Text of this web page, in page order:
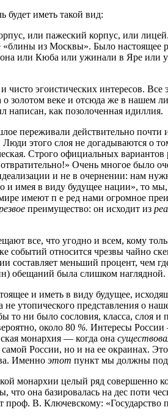
будет иметь такой вид:
или пажеский корпус, или
из Москвы». Было настоящее
или Кюба или ужинали в Яре или
эгоистических интересов.
о золотом веке и отсюда же в
написан, как позолоченная идиллия.
переживали действительно почти
этого слоя не догадываются о
Строго официальных
Очень многое было
и не в очернении: нам
и имея в виду будущее нации», то
имеют п е ред нами огромное
преимущество: он исходит из
все, что угодно и всем, кому
событий относится чрезвы чайно
составляет меньший процент, чем
обещаний была слишком наглядной.
и иметь в виду будущее,
утопического представления о
то ни было сословия, класса, слоя
около 80 %. Интересы России
монархия — когда она
России, но и на ее окраинах. Это
Именно этот пункт мы должны
монархии целый ряд совершенно
она базировалась на дес поти
В. Ключевскому: «Государство